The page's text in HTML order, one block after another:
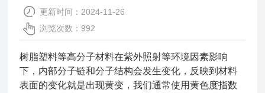
更新时间：2024-11-26
浏览次数：992
树脂塑料等高分子材料在紫外照射等环境因素影响
下，内部分子链和分子结构会发生变化，反映到材料
表面的变化就是出现黄变，我们通常使用黄色度指数